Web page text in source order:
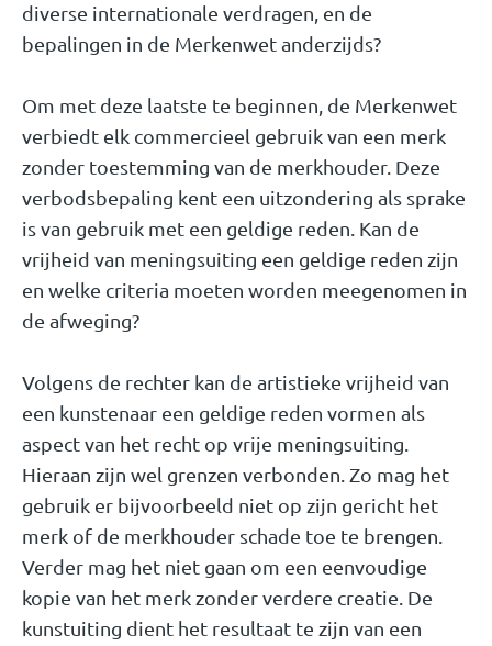
diverse internationale verdragen, en de
bepalingen in de Merkenwet anderzijds?
Om met deze laatste te beginnen, de Merkenwet
verbiedt elk commercieel gebruik van een merk
zonder toestemming van de merkhouder. Deze
verbodsbepaling kent een uitzondering als sprake
is van gebruik met een geldige reden. Kan de
vrijheid van meningsuiting een geldige reden zijn
en welke criteria moeten worden meegenomen in
de afweging?
Volgens de rechter kan de artistieke vrijheid van
een kunstenaar een geldige reden vormen als
aspect van het recht op vrije meningsuiting.
Hieraan zijn wel grenzen verbonden. Zo mag het
gebruik er bijvoorbeeld niet op zijn gericht het
merk of de merkhouder schade toe te brengen.
Verder mag het niet gaan om een eenvoudige
kopie van het merk zonder verdere creatie. De
kunstuiting dient het resultaat te zijn van een